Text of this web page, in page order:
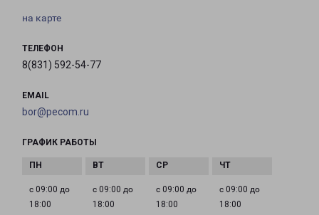
на карте
ТЕЛЕФОН
8(831) 592-54-77
EMAIL
bor@pecom.ru
ГРАФИК РАБОТЫ
с 09:00 до
18:00
с 09:00 до
18:00
с 09:00 до
18:00
с 09:00 до
18:00